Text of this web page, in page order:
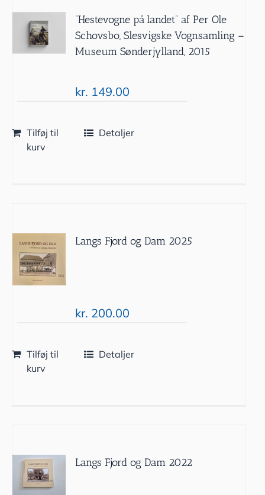
”Hestevogne på landet” af Per Ole
Schovsbo, Slesvigske Vognsamling –
Museum Sønderjylland, 2015
kr. 149.00
Tilføj til
kurv
Detaljer
Langs Fjord og Dam 2025
kr. 200.00
Tilføj til
kurv
Detaljer
Langs Fjord og Dam 2022